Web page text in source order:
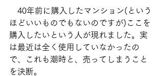
40年前に購入したマンション(という
ほどいいものでもないのですが)ここを
購入したいという人が現れました。実
は最近は全く使用していなかったの
で、これも潮時と、売ってしまうこと
を決断。